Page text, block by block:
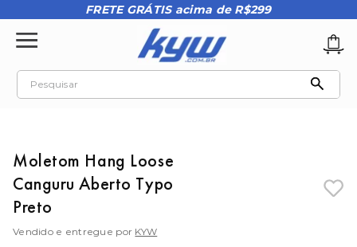
FRETE GRÁTIS acima de R$299
Pesquisar
Moletom Hang Loose
Canguru Aberto Typo
Preto
Vendido e entregue por KYW
2º oakley